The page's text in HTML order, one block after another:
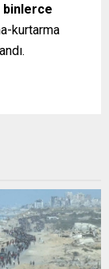
binlerce
kurtarma